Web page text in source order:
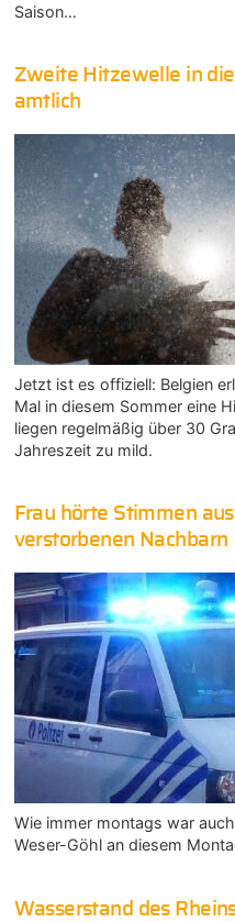
Saison…
Zweite Hitzewelle in
amtlich
Jetzt ist es offiziell: Belgien
Mal in diesem Sommer eine
liegen regelmäßig über 30
Jahreszeit zu mild.
Frau hörte Stimmen
verstorbenen Nachbarn
Wie immer montags war
Weser-Göhl an diesem
Wasserstand des